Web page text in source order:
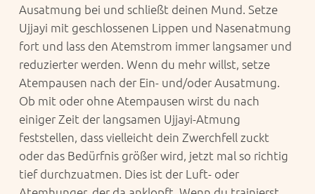
Ausatmung bei und schließt deinen Mund. Setze
Ujjayi mit geschlossenen Lippen und Nasenatmung
fort und lass den Atemstrom immer langsamer und
reduzierter werden. Wenn du mehr willst, setze
Atempausen nach der Ein- und/oder Ausatmung.
Ob mit oder ohne Atempausen wirst du nach
einiger Zeit der langsamen Ujjayi-Atmung
feststellen, dass vielleicht dein Zwerchfell zuckt
oder das Bedürfnis größer wird, jetzt mal so richtig
tief durchzuatmen. Dies ist der Luft- oder